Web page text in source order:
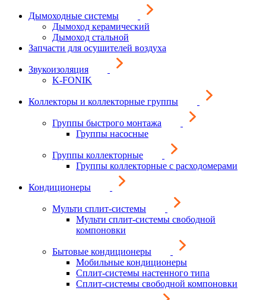
Дымоходные системы
Дымоход керамический
Дымоход стальной
Запчасти для осушителей воздуха
Звукоизоляция
K-FONIK
Коллекторы и коллекторные группы
Группы быстрого монтажа
Группы насосные
Группы коллекторные
Группы коллекторные с расходомерами
Кондиционеры
Мульти сплит-системы
Мульти сплит-системы свободной
компоновки
Бытовые кондиционеры
Мобильные кондиционеры
Сплит-системы настенного типа
Сплит-системы свободной компоновки